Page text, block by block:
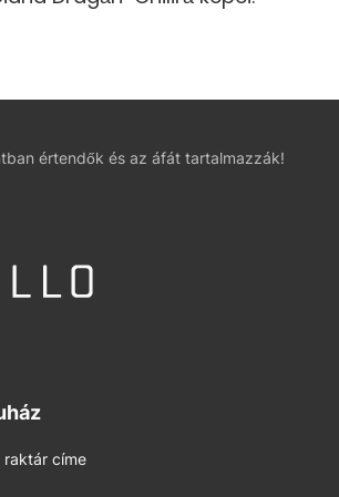
értendők és az áfát tartalmazzák!
raktár címe